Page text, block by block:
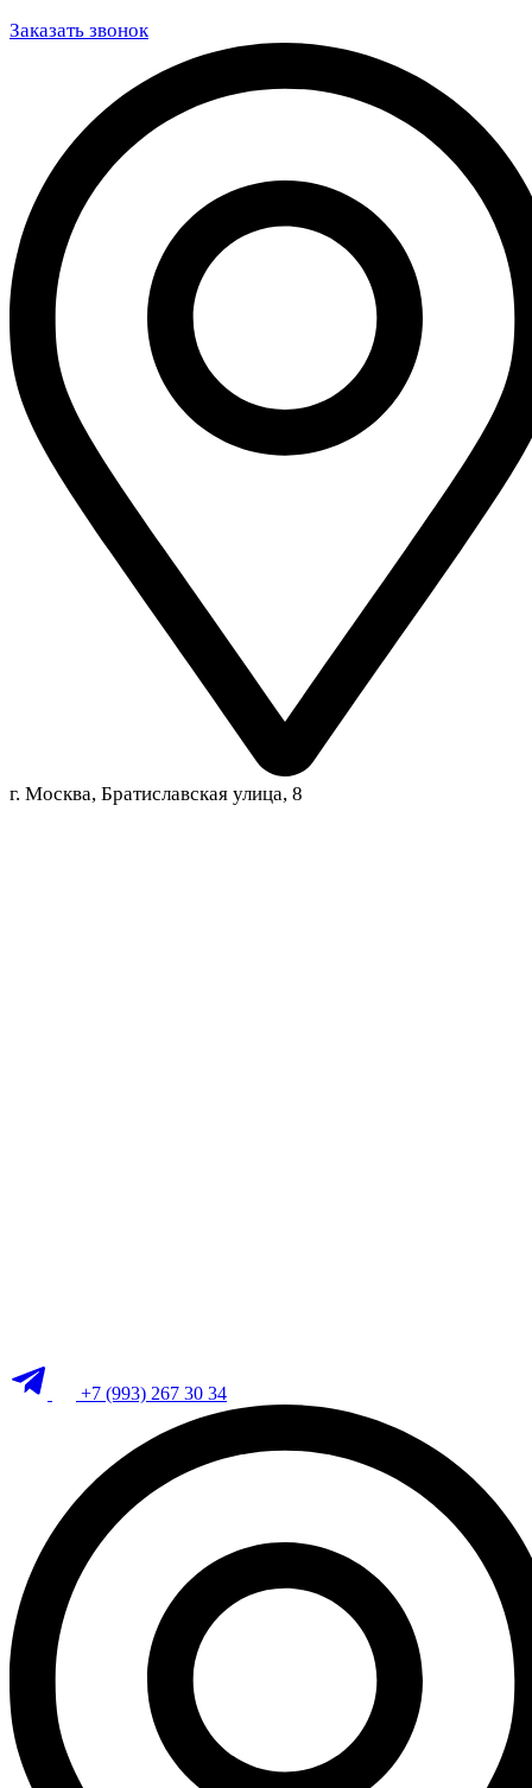
Заказать звонок
г. Москва, Братиславская улица, 8
+7 (993) 267 30 34